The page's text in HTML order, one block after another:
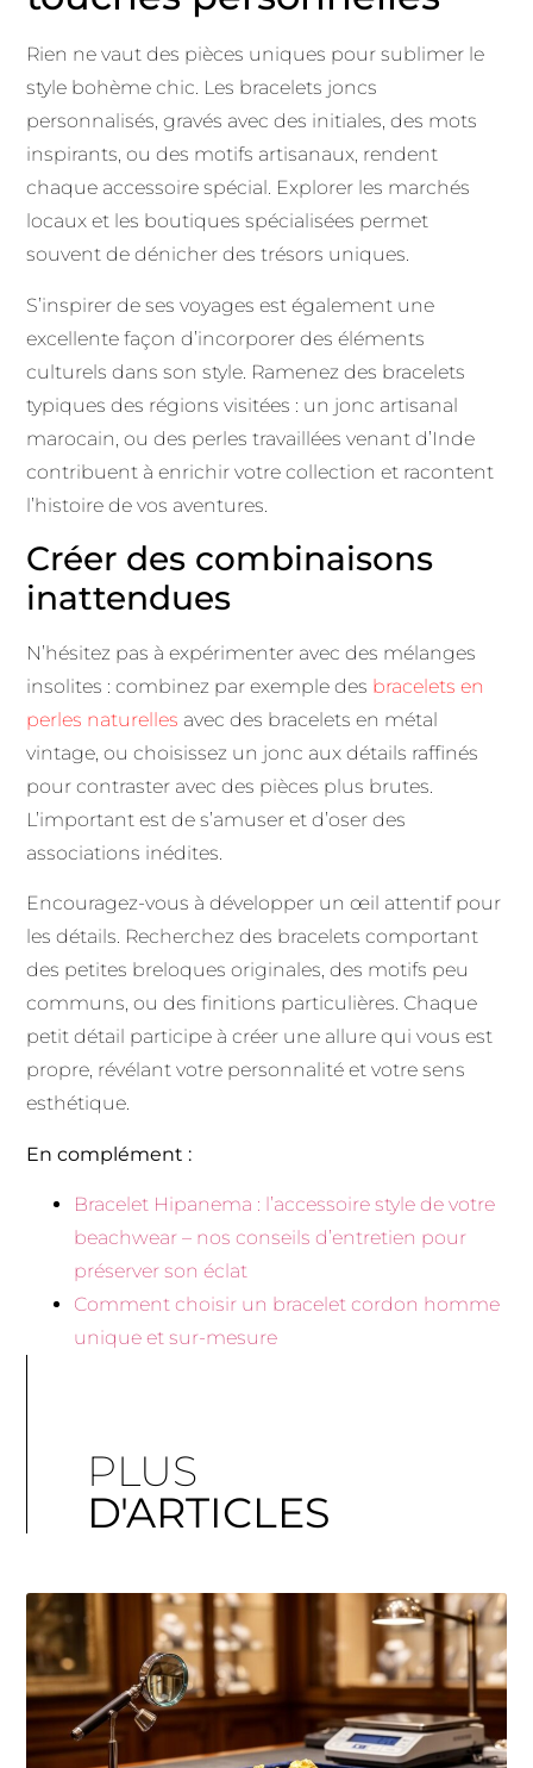
Rien ne vaut des pièces uniques pour sublimer le
style bohème chic. Les bracelets joncs
personnalisés, gravés avec des initiales, des mots
inspirants, ou des motifs artisanaux, rendent
chaque accessoire spécial. Explorer les marchés
locaux et les boutiques spécialisées permet
souvent de dénicher des trésors uniques.
S’inspirer de ses voyages est également une
excellente façon d’incorporer des éléments
culturels dans son style. Ramenez des bracelets
typiques des régions visitées : un jonc artisanal
marocain, ou des perles travaillées venant d’Inde
contribuent à enrichir votre collection et racontent
l’histoire de vos aventures.
Créer des combinaisons
inattendues
N’hésitez pas à expérimenter avec des mélanges
insolites : combinez par exemple des bracelets en
perles naturelles avec des bracelets en métal
vintage, ou choisissez un jonc aux détails raffinés
pour contraster avec des pièces plus brutes.
L’important est de s’amuser et d’oser des
associations inédites.
Encouragez-vous à développer un œil attentif pour
les détails. Recherchez des bracelets comportant
des petites breloques originales, des motifs peu
communs, ou des finitions particulières. Chaque
petit détail participe à créer une allure qui vous est
propre, révélant votre personnalité et votre sens
esthétique.
En complément :
Bracelet Hipanema : l’accessoire style de votre
beachwear – nos conseils d’entretien pour
préserver son éclat
Comment choisir un bracelet cordon homme
unique et sur-mesure
PLUS
D'ARTICLES